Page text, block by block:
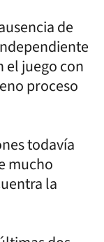
de
el juego con
proceso
todavía
mucho
la